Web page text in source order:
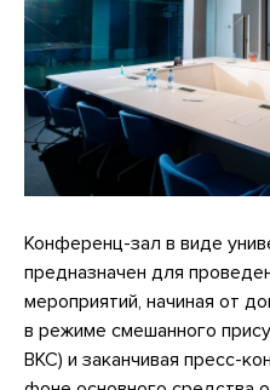
Конференц-зал в виде
предназначен для
мероприятий, начиная от
в режиме смешанного
ВКС) и заканчивая пресс-